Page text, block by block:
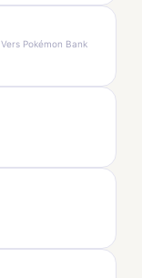
Vers Pokémon Bank